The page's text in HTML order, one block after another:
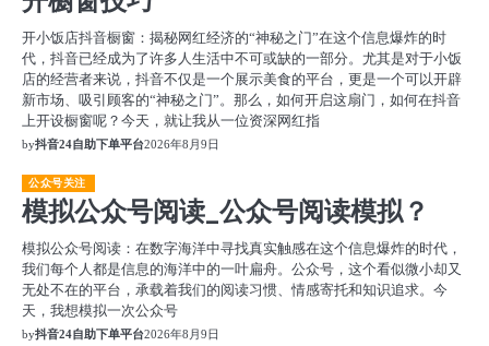
开小饭店抖音橱窗：揭秘网红经济的“神秘之门”在这个信息爆炸的时
代，抖音已经成为了许多人生活中不可或缺的一部分。尤其是对于小饭
店的经营者来说，抖音不仅是一个展示美食的平台，更是一个可以开辟
新市场、吸引顾客的“神秘之门”。那么，如何开启这扇门，如何在抖音
上开设橱窗呢？今天，就让我从一位资深网红指
by抖音24自助下单平台2026年8月9日
公众号关注
模拟公众号阅读_公众号阅读模拟？
模拟公众号阅读：在数字海洋中寻找真实触感在这个信息爆炸的时代，
我们每个人都是信息的海洋中的一叶扁舟。公众号，这个看似微小却又
无处不在的平台，承载着我们的阅读习惯、情感寄托和知识追求。今
天，我想模拟一次公众号
by抖音24自助下单平台2026年8月9日